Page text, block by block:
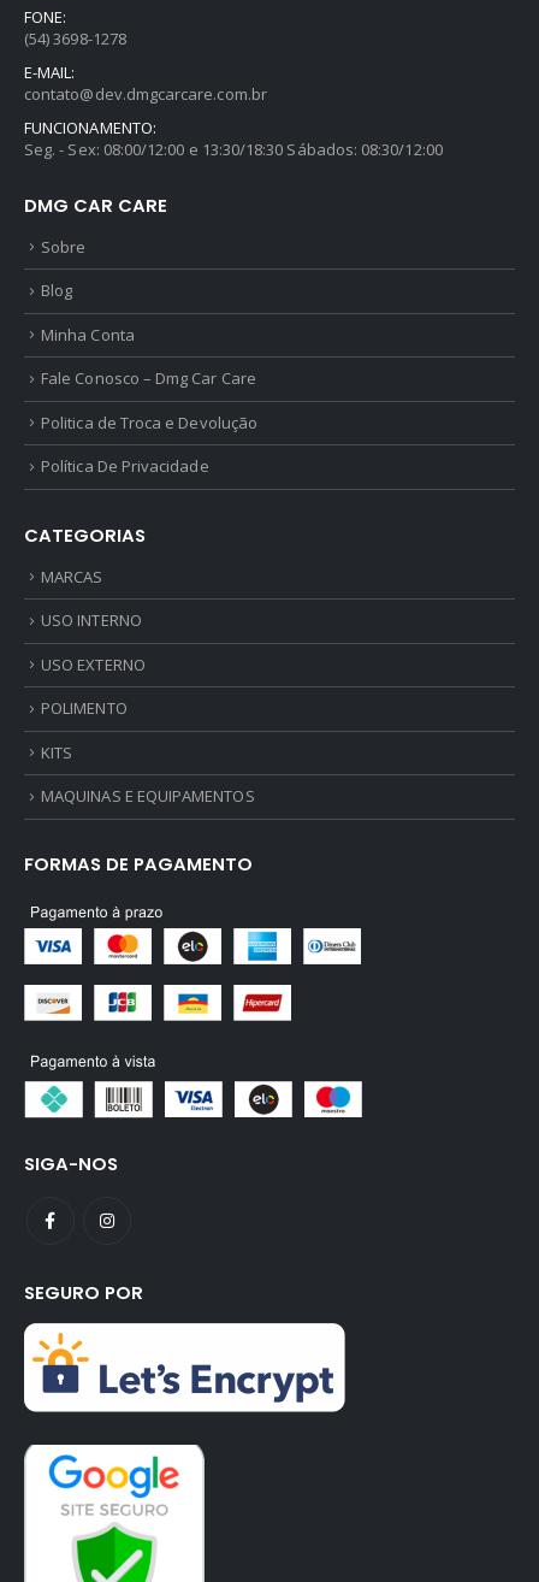
FONE:
(54) 3698-1278
E-MAIL:
contato@dev.dmgcarcare.com.br
FUNCIONAMENTO:
Seg. - Sex: 08:00/12:00 e 13:30/18:30 Sábados: 08:30/12:00
DMG CAR CARE
Sobre
Blog
Minha Conta
Fale Conosco – Dmg Car Care
Politica de Troca e Devolução
Política De Privacidade
CATEGORIAS
MARCAS
USO INTERNO
USO EXTERNO
POLIMENTO
KITS
MAQUINAS E EQUIPAMENTOS
FORMAS DE PAGAMENTO
SIGA-NOS
SEGURO POR